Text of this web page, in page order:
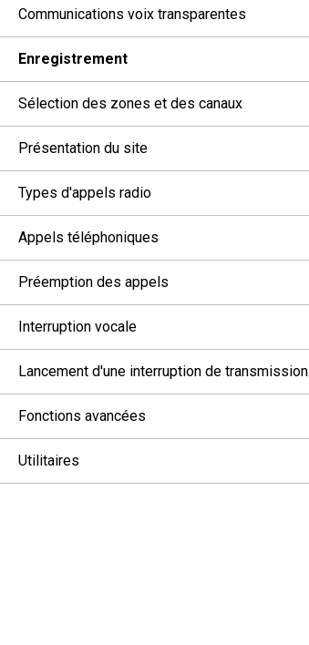
Communications voix transparentes
Enregistrement
Sélection des zones et des canaux
Présentation du site
Types d'appels radio
Appels téléphoniques
Préemption des appels
Interruption vocale
Lancement d'une interruption de transmission
Fonctions avancées
Utilitaires